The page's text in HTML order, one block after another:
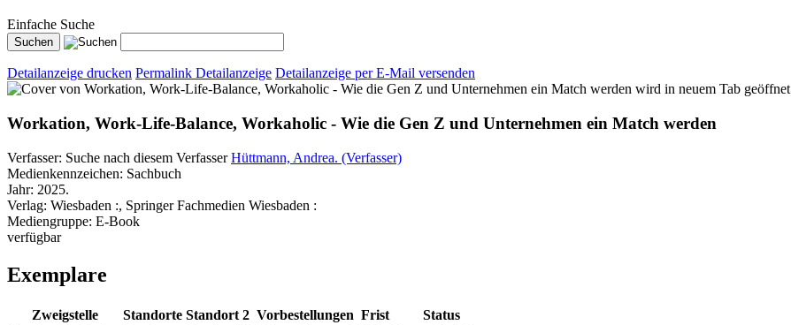
Einfache Suche
Detailanzeige drucken Permalink Detailanzeige Detailanzeige per E-Mail versenden
wird in neuem Tab geöffnet
Workation, Work-Life-Balance, Workaholic - Wie die Gen Z und Unternehmen ein Match werden
Verfasser: Suche nach diesem Verfasser Hüttmann, Andrea. (Verfasser)
Medienkennzeichen: Sachbuch
Jahr: 2025.
Verlag: Wiesbaden :, Springer Fachmedien Wiesbaden :
Mediengruppe: E-Book
verfügbar
Exemplare
Zweigstelle Standorte Standort 2 Vorbestellungen Frist
Status